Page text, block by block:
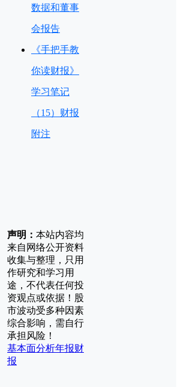
数据和董事
会报告
《手把手教
你读财报》
学习笔记
（15）财报
附注
声明： 本站内容均
来自网络公开资料
收集与整理，只用
作研究和学习用
途，不代表任何投
资观点或依据！股
市波动受多种因素
综合影响，需自行
承担风险！
基本面分析年报财
报